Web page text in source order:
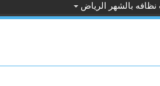
نظافه بالشهر الرياض